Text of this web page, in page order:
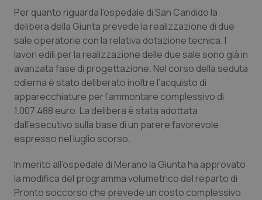
Calabria
Campania
Emilia-Romagna
Friuli Venezia Giulia
Lazio
Liguria
Asma & BPCO
Car-T
Colesterolo & coronaropatie
Dermatite Atopica
Diabete & glucometri
Disturbi dell’umore
Per quanto riguarda l’ospedale di San Candido la
delibera della Giunta prevede la realizzazione di due
sale operatorie con la relativa dotazione tecnica. I
lavori edili per la realizzazione delle due sale sono già in
avanzata fase di progettazione. Nel corso della seduta
odierna è stato deliberato inoltre l’acquisto di
apparecchiature per l’ammontare complessivo di
1.007.488 euro. La delibera è stata adottata
dall’esecutivo sulla base di un parere favorevole
espresso nel luglio scorso.
In merito all’ospedale di Merano la Giunta ha approvato
la modifica del programma volumetrico del reparto di
Pronto soccorso che prevede un costo complessivo